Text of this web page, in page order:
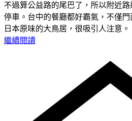
不過算公益路的尾巴了，所以附近
停車。台中的餐廳都好霸氣，不僅
日本原味的大鳥居，很吸引人注意。
繼續閱讀